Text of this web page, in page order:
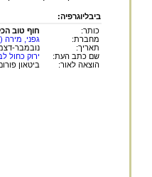
ביבליוגרפיה:
כותר:
חוף טוב
מחברת:
גפני, מירה
תאריך:
נובמבר-דצמבר 1995 ,
שם כתב העת:
ירוק כחול
הוצאה לאור:
ביטאון